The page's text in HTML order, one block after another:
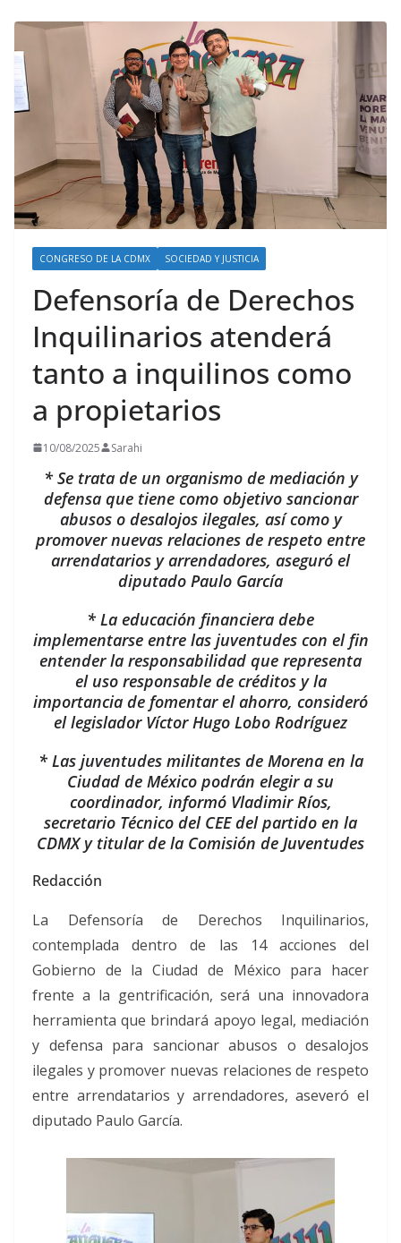
CONGRESO DE LA CDMX SOCIEDAD Y JUSTICIA
Defensoría de Derechos
Inquilinarios atenderá
tanto a inquilinos como
a propietarios
10/08/2025 Sarahi
* Se trata de un organismo de mediación y
defensa que tiene como objetivo sancionar
abusos o desalojos ilegales, así como y
promover nuevas relaciones de respeto entre
arrendatarios y arrendadores, aseguró el
diputado Paulo García
* La educación financiera debe
implementarse entre las juventudes con el fin
entender la responsabilidad que representa
el uso responsable de créditos y la
importancia de fomentar el ahorro, consideró
el legislador Víctor Hugo Lobo Rodríguez
* Las juventudes militantes de Morena en la
Ciudad de México podrán elegir a su
coordinador, informó Vladimir Ríos,
secretario Técnico del CEE del partido en la
CDMX y titular de la Comisión de Juventudes
Redacción
La Defensoría de Derechos Inquilinarios,
contemplada dentro de las 14 acciones del
Gobierno de la Ciudad de México para hacer
frente a la gentrificación, será una innovadora
herramienta que brindará apoyo legal, mediación
y defensa para sancionar abusos o desalojos
ilegales y promover nuevas relaciones de respeto
entre arrendatarios y arrendadores, aseveró el
diputado Paulo García.